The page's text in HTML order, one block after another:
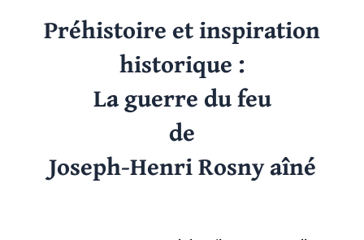
Préhistoire et inspiration
historique :
La guerre du feu
de
Joseph-Henri Rosny aîné